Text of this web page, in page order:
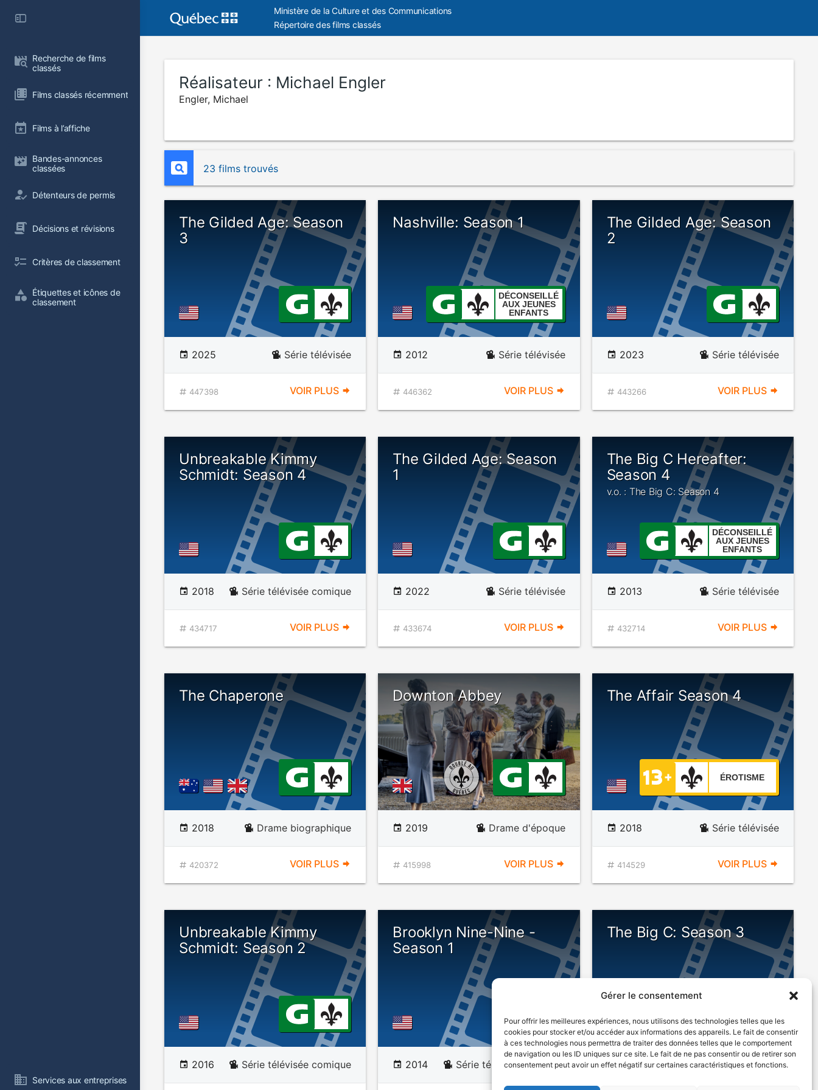
Gérer le consentement
Pour offrir les meilleures expériences, nous utilisons des technologies telles que les
cookies pour stocker et/ou accéder aux informations des appareils. Le fait de consentir
à ces technologies nous permettra de traiter des données telles que le comportement
de navigation ou les ID uniques sur ce site. Le fait de ne pas consentir ou de retirer son
consentement peut avoir un effet négatif sur certaines caractéristiques et fonctions.
Recherche de films
classés
Films classés récemment
Films à l’affiche
Bandes-annonces
classées
Détenteurs de permis
Décisions et révisions
Critères de classement
Étiquettes et icônes de
classement
Services aux entreprises
Ministère de la Culture et des Communications
Répertoire des films classés
Réalisateur : Michael Engler
Engler, Michael
23 films trouvés
The Gilded Age: Season
3
2025 Série télévisée
447398 VOIR PLUS
Nashville: Season 1
DÉCONSEILLÉ
AUX JEUNES
ENFANTS
2012 Série télévisée
446362 VOIR PLUS
The Gilded Age: Season
2
2023 Série télévisée
443266 VOIR PLUS
Unbreakable Kimmy
Schmidt: Season 4
2018 Série télévisée comique
434717 VOIR PLUS
The Gilded Age: Season
1
2022 Série télévisée
433674 VOIR PLUS
The Big C Hereafter:
Season 4
v.o. : The Big C: Season 4
DÉCONSEILLÉ
AUX JEUNES
ENFANTS
2013 Série télévisée
432714 VOIR PLUS
The Chaperone
2018 Drame biographique
420372 VOIR PLUS
Downton Abbey
2019 Drame d'époque
415998 VOIR PLUS
The Affair Season 4
ÉROTISME
2018 Série télévisée
414529 VOIR PLUS
Unbreakable Kimmy
Schmidt: Season 2
2016 Série télévisée comique
Brooklyn Nine-Nine -
Season 1
2014 Série télévisée comique
The Big C: Season 3
ENFANTS
2013 Série télévisée